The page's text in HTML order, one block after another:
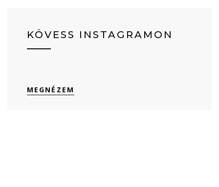
KÖVESS INSTAGRAMON
MEGNÉZEM